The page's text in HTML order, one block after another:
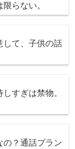
らない。
して、子供の話
すぎは禁物。
の？通話プラン